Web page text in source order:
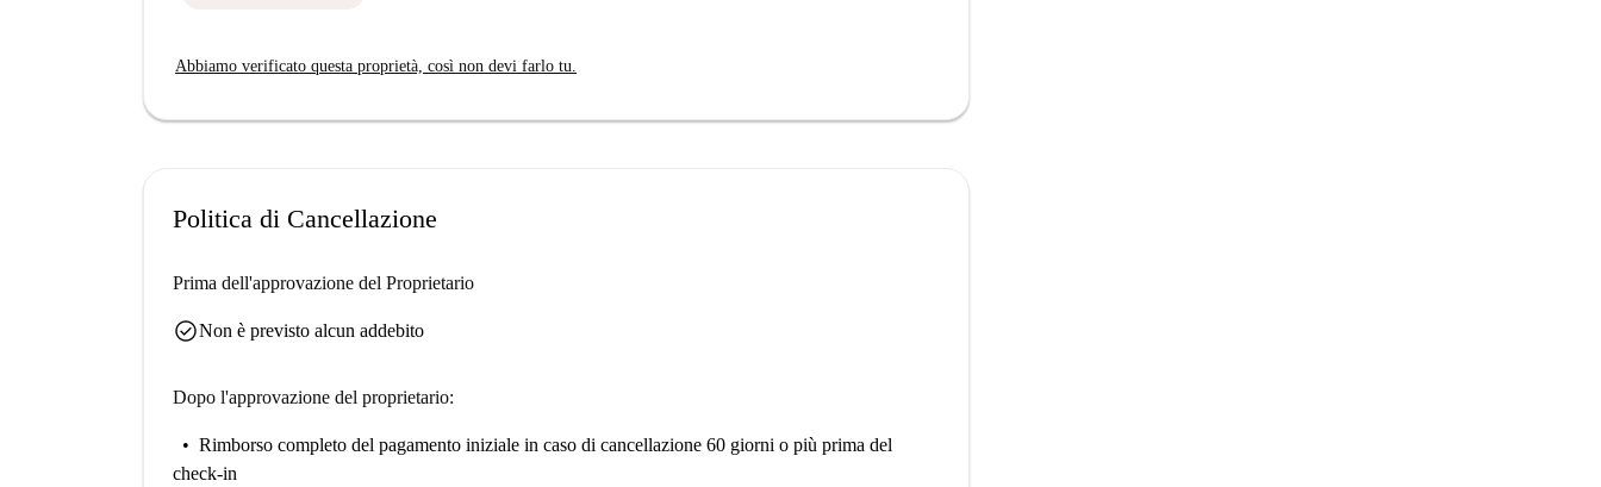
Abbiamo verificato questa proprietà, così non devi farlo tu.
Politica di Cancellazione
Prima dell'approvazione del Proprietario
check_circleNon è previsto alcun addebito
Dopo l'approvazione del proprietario:
Rimborso completo del pagamento iniziale in caso di cancellazione 60 giorni o più prima del
check-in